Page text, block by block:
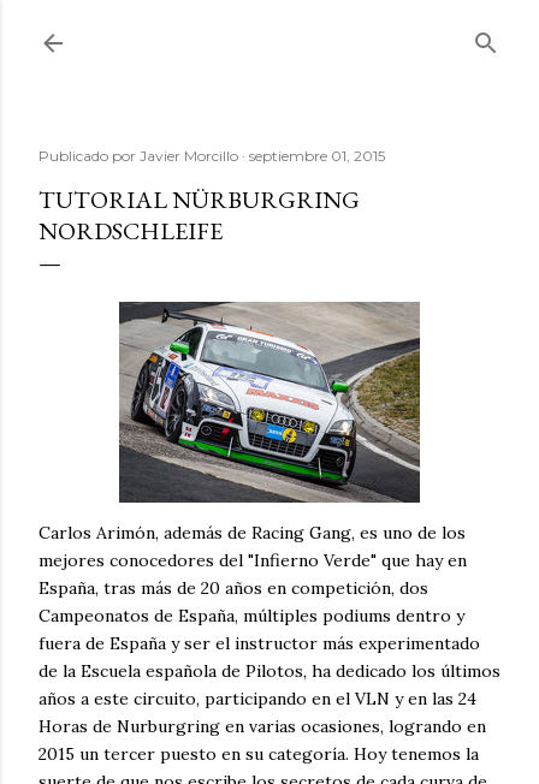
Publicado por Javier Morcillo septiembre 01, 2015
TUTORIAL NÜRBURGRING
NORDSCHLEIFE
Carlos Arimón, además de Racing Gang, es uno de los
mejores conocedores del "Infierno Verde" que hay en
España, tras más de 20 años en competición, dos
Campeonatos de España, múltiples podiums dentro y
fuera de España y ser el instructor más experimentado
de la Escuela española de Pilotos, ha dedicado los últimos
años a este circuito, participando en el VLN y en las 24
Horas de Nurburgring en varias ocasiones, logrando en
2015 un tercer puesto en su categoría. Hoy tenemos la